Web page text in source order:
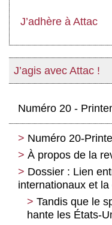
J’adhère à Attac
J’agis avec Attac !
Numéro 20 -
Numéro 20-
À propos de la
Dossier : Lien
internationaux et
Tandis que le
hante les États-